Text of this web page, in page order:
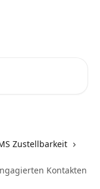
Zustellbarkeit
Kontakten